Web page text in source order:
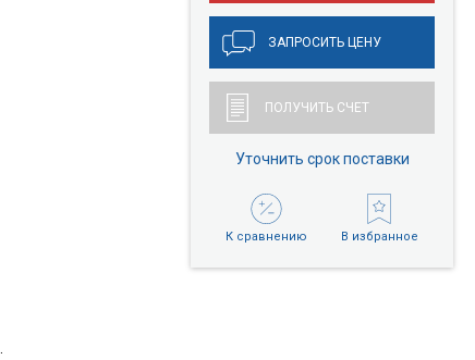
ЗАПРОСИТЬ ЦЕНУ
ПОЛУЧИТЬ СЧЕТ
Уточнить срок поставки
К сравнению В избранное